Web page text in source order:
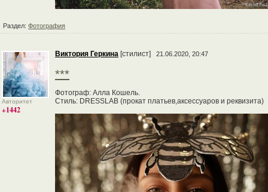
Раздел: Фотография
Авторитет
+1442
Виктория Геркина [стилист] 21.06.2020, 20:47
***
Фотограф: Алла Кошель.
Стиль: DRESSLAB (прокат платьев,аксессуаров и реквизита)